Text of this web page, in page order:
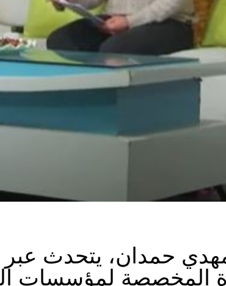
حمدان، يتحدث
المخصصة لمؤسسات